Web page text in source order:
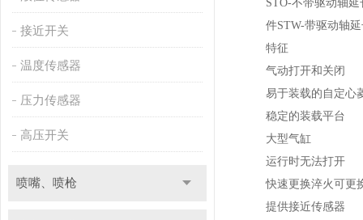
接近开关
温度传感器
压力传感器
高压开关
喷嘴、喷枪
STO-不带驱动轴延
件STW-带驱动轴延
特征
气动打开和关闭
易于装载的自定心
稳定的装载平台
大型气缸
运行时无法打开
快速更换淬火可更
提供接近传感器